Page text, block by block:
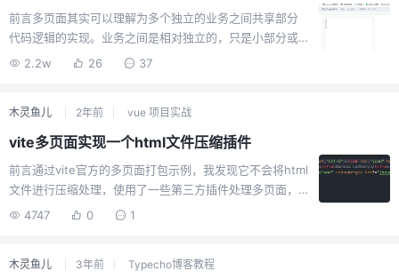
前言多页面其实可以理解为多个独立的业务之间共享部分
代码逻辑的实现。业务之间是相对独立的，只是小部分或
者大部分的代码是可以共用的，常见的一个场景就是：改
分，简单点来说就是将数据与ui分离，数据是共用部分，ui
是各自独立。最终衍生出的多页面结构大体如下：pages
main.ts └── pageB ├── App.vue ├── index.html
└── ma...
2.2w 26 37
木灵鱼儿 2年前 vue 项目实战
vite多页面实现一个html文件压缩插件
前言通过vite官方的多页面打包示例，我发现它不会将html
文件进行压缩处理，使用了一些第三方插件处理多页面，
也都无法对html文件进行压缩处理，于是只能自己想办法
和htmlnano，其它依赖都是他们的子依赖。编写插件创建
4747 0 1
木灵鱼儿 3年前 Typecho博客教程